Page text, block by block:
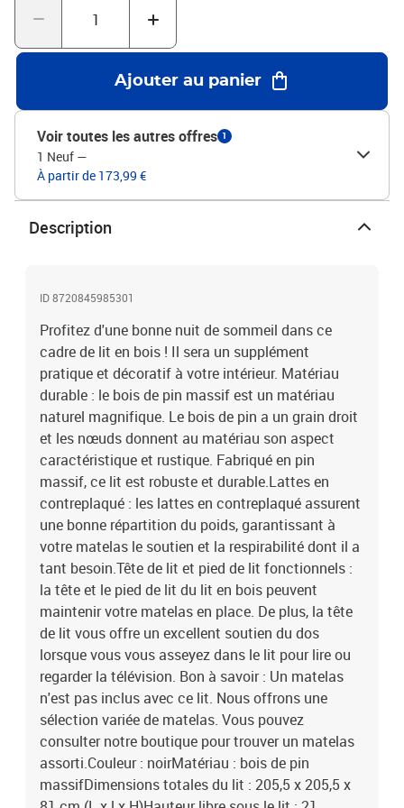
Nous offrons une sélection variée de matelas. Vous pouvez
noirMatériau : bois de pin massifDimensions totales du lit : 205,5
x 205,5 x 81 cm (L x l x H)Hauteur libre sous le lit : 21
cmDimensions du matelas correspondant (matelas non inclus) :
200 x 200 cm (l x L)L'assemblage est requis
Ajouter au panier
Voir toutes les autres offres 1
1 Neuf —
À partir de 173,99 €
Description
ID 8720845985301
Profitez d'une bonne nuit de sommeil dans ce
cadre de lit en bois ! Il sera un supplément
pratique et décoratif à votre intérieur. Matériau
durable : le bois de pin massif est un matériau
naturel magnifique. Le bois de pin a un grain droit
et les nœuds donnent au matériau son aspect
caractéristique et rustique. Fabriqué en pin
massif, ce lit est robuste et durable.Lattes en
contreplaqué : les lattes en contreplaqué assurent
une bonne répartition du poids, garantissant à
votre matelas le soutien et la respirabilité dont il a
tant besoin.Tête de lit et pied de lit fonctionnels :
la tête et le pied de lit du lit en bois peuvent
maintenir votre matelas en place. De plus, la tête
de lit vous offre un excellent soutien du dos
lorsque vous vous asseyez dans le lit pour lire ou
regarder la télévision. Bon à savoir : Un matelas
n'est pas inclus avec ce lit. Nous offrons une
sélection variée de matelas. Vous pouvez
consulter notre boutique pour trouver un matelas
assorti.Couleur : noirMatériau : bois de pin
massifDimensions totales du lit : 205,5 x 205,5 x